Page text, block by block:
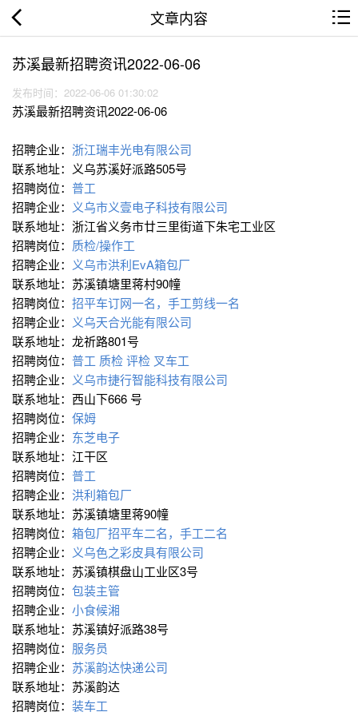
文章内容
苏溪最新招聘资讯2022-06-06
发布时间：2022-06-06 01:30:02
苏溪最新招聘资讯2022-06-06
招聘企业： 浙江瑞丰光电有限公司
联系地址：义乌苏溪好派路505号
招聘岗位： 普工
招聘企业： 义乌市义壹电子科技有限公司
联系地址：浙江省义务市廿三里街道下朱宅工业区
招聘岗位： 质检/操作工
招聘企业： 义乌市洪利EvA箱包厂
联系地址：苏溪镇塘里蒋村90幢
招聘岗位： 招平车订网一名，手工剪线一名
招聘企业： 义乌天合光能有限公司
联系地址：龙祈路801号
招聘岗位： 普工 质检 评检 叉车工
招聘企业： 义乌市捷行智能科技有限公司
联系地址：西山下666 号
招聘岗位： 保姆
招聘企业： 东芝电子
联系地址：江干区
招聘岗位： 普工
招聘企业： 洪利箱包厂
联系地址：苏溪镇塘里蒋90幢
招聘岗位： 箱包厂招平车二名，手工二名
招聘企业： 义乌色之彩皮具有限公司
联系地址：苏溪镇棋盘山工业区3号
招聘岗位： 包装主管
招聘企业： 小食候湘
联系地址：苏溪镇好派路38号
招聘岗位： 服务员
招聘企业： 苏溪韵达快递公司
联系地址：苏溪韵达
招聘岗位： 装车工